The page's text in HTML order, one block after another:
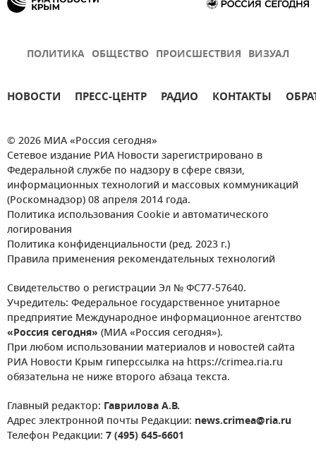
ПОЛИТИКА ОБЩЕСТВО ПРОИСШЕСТВИЯ ВИЗУАЛ
НОВОСТИ ПРЕСС-ЦЕНТР РАДИО КОНТАКТЫ
© 2026 МИА «Россия сегодня»
Сетевое издание РИА Новости зарегистрировано в
Федеральной службе по надзору в сфере связи,
информационных технологий и массовых коммуникаций
(Роскомнадзор) 08 апреля 2014 года.
Политика использования Cookie и автоматического
логирования
Политика конфиденциальности (ред. 2023 г.)
Правила применения рекомендательных технологий
Свидетельство о регистрации Эл № ФС77-57640.
Учредитель: Федеральное государственное унитарное
предприятие Международное информационное агентство
«Россия сегодня» (МИА «Россия сегодня»).
При любом использовании материалов и новостей сайта
РИА Новости Крым гиперссылка на https://crimea.ria.ru
обязательна не ниже второго абзаца текста.
Главный редактор: Гаврилова А.В.
Адрес электронной почты Редакции: news.crimea@ria.ru
Телефон Редакции: 7 (495) 645-6601